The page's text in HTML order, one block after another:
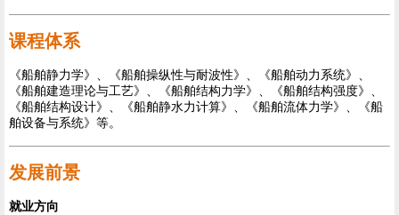
课程体系
《船舶静力学》、《船舶操纵性与耐波性》、《船舶动力系统》、
《船舶建造理论与工艺》、《船舶结构力学》、《船舶结构强度》、
《船舶结构设计》、《船舶静水力计算》、《船舶流体力学》、《船
舶设备与系统》等。
发展前景
就业方向